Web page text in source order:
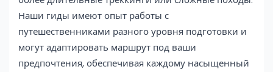
Наши гиды имеют опыт работы с
путешественниками разного уровня подготовки и
могут адаптировать маршрут под ваши
предпочтения, обеспечивая каждому насыщенный